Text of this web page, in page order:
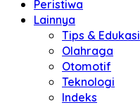
Peristiwa
Lainnya
Tips & Edukasi
Olahraga
Otomotif
Teknologi
Indeks